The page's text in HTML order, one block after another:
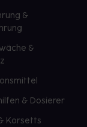
&
&
& Dosierer
Korsetts